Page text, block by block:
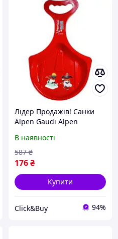
Лідер Продажів! Санки
Alpen Gaudi Alpen
- КлікБай
В наявності
176₴
587 ₴
Купити
Click&Buy 94%